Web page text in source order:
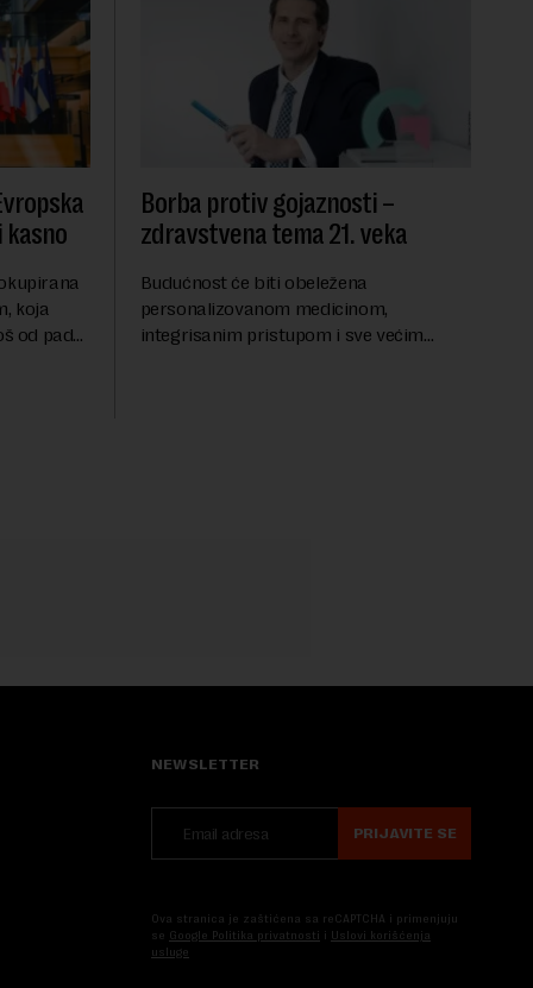
koja
od pada
Borba protiv gojaznosti –
zdravstvena tema 21. veka
Budućnost će biti obeležena
personalizovanom medicinom,
integrisanim pristupom i sve većim
NEWSLETTER
PRIJAVITE SE
Ova stranica je zaštićena sa reCAPTCHA i primenjuju
se Google Politika privatnosti i Uslovi korišćenja
usluge